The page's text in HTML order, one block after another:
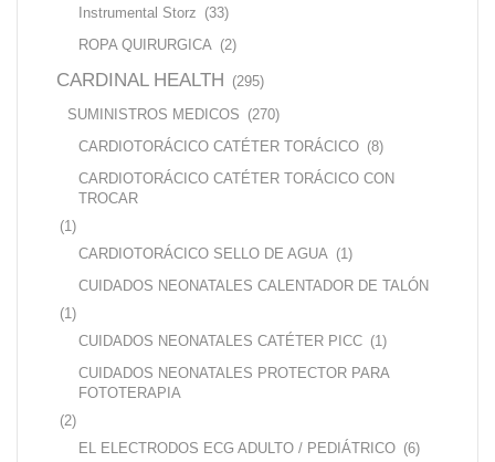
Instrumental Storz (33)
ROPA QUIRURGICA (2)
CARDINAL HEALTH (295)
SUMINISTROS MEDICOS (270)
CARDIOTORÁCICO CATÉTER TORÁCICO (8)
CARDIOTORÁCICO CATÉTER TORÁCICO CON
TROCAR
(1)
CARDIOTORÁCICO SELLO DE AGUA (1)
CUIDADOS NEONATALES CALENTADOR DE TALÓN
(1)
CUIDADOS NEONATALES CATÉTER PICC (1)
CUIDADOS NEONATALES PROTECTOR PARA
FOTOTERAPIA
(2)
EL ELECTRODOS ECG ADULTO / PEDIÁTRICO (6)